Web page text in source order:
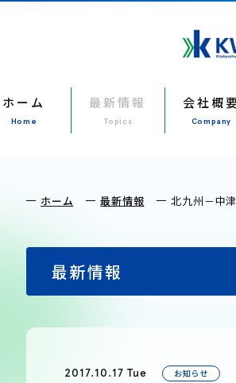
ホーム
Home
最新情報
Topics
会社概
Company
ホーム 最新情報 北九州－中
最新情報
2017.10.17 Tue お知らせ